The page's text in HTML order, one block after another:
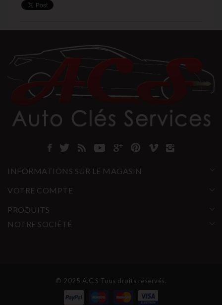
INFORMATIONS SUR LE MAGASIN
VOTRE COMPTE
PRODUITS
NOTRE SOCIÉTÉ
© 2025 A.C.S Tous droits réservés.